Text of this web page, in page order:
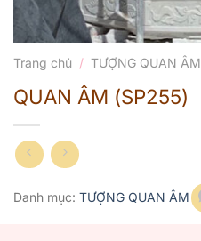
Trang chủ / TƯỢNG QUAN ÂM
QUAN ÂM (SP255)
Danh mục: TƯỢNG QUAN ÂM